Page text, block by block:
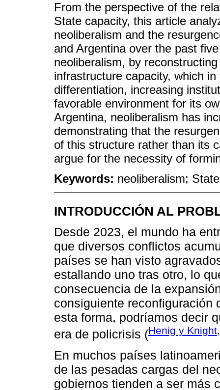
From the perspective of the
State capacity, this article
neoliberalism and the
and Argentina over the past
neoliberalism, by
infrastructure capacity, which
differentiation, increasing
favorable environment for its
Argentina, neoliberalism has
demonstrating that the
of this structure rather than its
argue for the necessity of
Keywords: neoliberalism;
INTRODUCCIÓN AL
Desde 2023, el mundo ha
que diversos conflictos
países se han visto
estallando uno tras otro, lo
consecuencia de la
consiguiente reconfiguración
esta forma, podríamos decir
era de policrisis (Henig y
En muchos países
de las pesadas cargas del
gobiernos tienden a ser más